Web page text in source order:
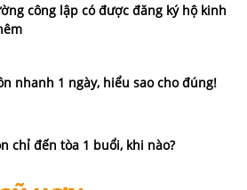
công lập có được đăng ký hộ kinh
nhanh 1 ngày, hiểu sao cho đúng!
chỉ đến tòa 1 buổi, khi nào?